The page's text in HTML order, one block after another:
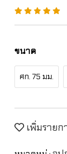
ขนาด
ศก. 75 มม.
เพิ่มรายก